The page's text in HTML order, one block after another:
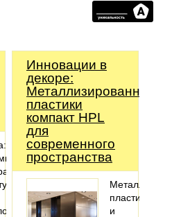
Инновации в
декоре:
Металлизированные
пластики
компакт HPL
для
современного
пространства
пластики
и